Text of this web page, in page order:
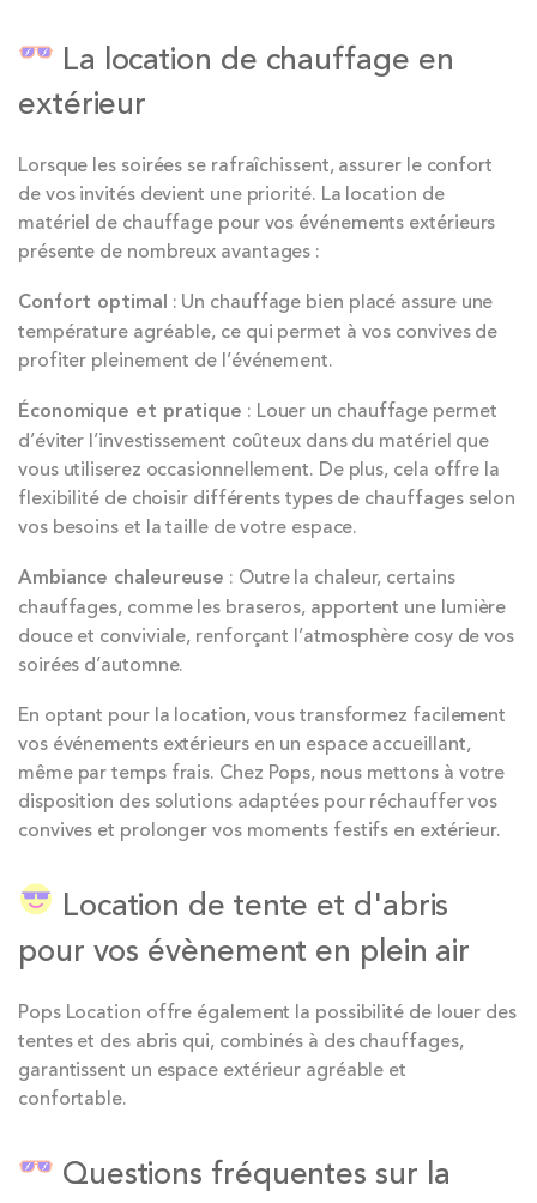
La location de chauffage en
extérieur
Lorsque les soirées se rafraîchissent, assurer le confort
de vos invités devient une priorité. La location de
matériel de chauffage pour vos événements extérieurs
présente de nombreux avantages :
Confort optimal : Un chauffage bien placé assure une
température agréable, ce qui permet à vos convives de
profiter pleinement de l’événement.
Économique et pratique : Louer un chauffage permet
d’éviter l’investissement coûteux dans du matériel que
vous utiliserez occasionnellement. De plus, cela offre la
flexibilité de choisir différents types de chauffages selon
vos besoins et la taille de votre espace.
Ambiance chaleureuse : Outre la chaleur, certains
chauffages, comme les braseros, apportent une lumière
douce et conviviale, renforçant l’atmosphère cosy de vos
soirées d’automne.
En optant pour la location, vous transformez facilement
vos événements extérieurs en un espace accueillant,
même par temps frais. Chez Pops, nous mettons à votre
disposition des solutions adaptées pour réchauffer vos
convives et prolonger vos moments festifs en extérieur.
Location de tente et d'abris
pour vos évènement en plein air
Pops Location offre également la possibilité de louer des
tentes et des abris qui, combinés à des chauffages,
garantissent un espace extérieur agréable et
confortable.
Questions fréquentes sur la